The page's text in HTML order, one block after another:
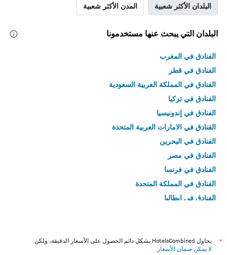
البلدان الأكثر شعبية المدن الأكثر شعبية
البلدان التي يبحث عنها مستخدمونا
الفنادق في المغرب
الفنادق في قطر
الفنادق في المملكة العربية السعودية
الفنادق في تركيا
الفنادق في إندونيسيا
الفنادق في الامارات العربية المتحدة
الفنادق في البحرين
الفنادق في مصر
الفنادق في فرنسا
الفنادق في المملكة المتحدة
الفنادق في إيطاليا
*
يحاول HotelsCombined بشكل دائم الحصول على الأسعار الدقيقة، ولكن
لا يمكن ضمان الأسعار .